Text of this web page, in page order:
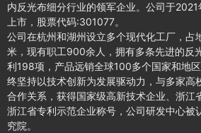
内反光布细分行业的领军企业。公司于
上市，股票代码:301077。
公司在杭州和湖州设立多个现代化工厂，
米，现有职工900余人，拥有多条先进的反
利198项，产品远销全球100多个国家和地
终坚持以技术创新为发展驱动力，与多家高
合作关系，获得国家级高新技术企业、浙江
浙江省专利示范企业称号，公司研发中心被
究院。